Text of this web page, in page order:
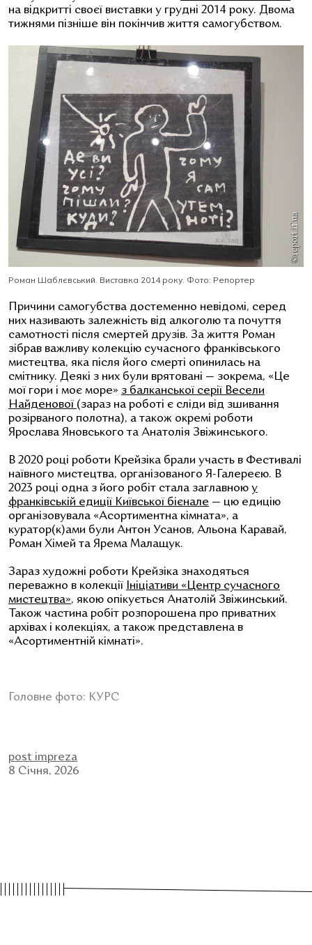
на відкритті своєї виставки у грудні 2014 року. Двома
тижнями пізніше він покінчив життя самогубством.
Роман Шаблєвський. Виставка 2014 року. Фото: Репортер
Причини самогубства достеменно невідомі, серед
них називають залежність від алкоголю та почуття
самотності після смертей друзів. За життя Роман
зібрав важливу колекцію сучасного франківського
мистецтва, яка після його смерті опинилась на
смітнику. Деякі з них були врятовані — зокрема, « Це
мої гори і моє море» з балканської серії Весели
Найденової (зараз на роботі є сліди від зшивання
розірваного полотна), а також окремі роботи
Ярослава Яновського та Анатолія Звіжинського.
В 2020 році роботи Крейзіка брали участь в Фестивалі
наївного мистецтва, організованого Я-Галереєю. В
2023 році одна з його робіт стала заглавною у
франківській едиції Київської бієнале — цю едицію
організовувала «Асортиментна кімната», а
куратор(к)ами були Антон Усанов, Альона Каравай,
Роман Хімей та Ярема Малащук.
Зараз художні роботи Крейзіка знаходяться
переважно в колекції
Ініціативи « Центр сучасного
мистецтва», якою опікується Анатолій Звіжинський.
Також частина робіт розпорошена про приватних
архівах і колекціях, а також представлена в
«Асортиментній кімнаті».
Головне фото: КУРС
post impreza
8 Січня, 2026